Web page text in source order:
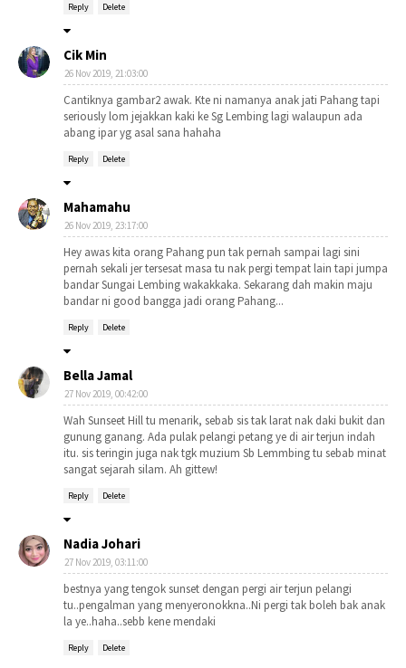
Reply Delete
Cik Min
26 Nov 2019, 21:03:00
Cantiknya gambar2 awak. Kte ni namanya anak jati Pahang tapi
seriously lom jejakkan kaki ke Sg Lembing lagi walaupun ada
abang ipar yg asal sana hahaha
Reply Delete
Mahamahu
26 Nov 2019, 23:17:00
Hey awas kita orang Pahang pun tak pernah sampai lagi sini
pernah sekali jer tersesat masa tu nak pergi tempat lain tapi jumpa
bandar Sungai Lembing wakakkaka. Sekarang dah makin maju
bandar ni good bangga jadi orang Pahang...
Reply Delete
Bella Jamal
27 Nov 2019, 00:42:00
Wah Sunseet Hill tu menarik, sebab sis tak larat nak daki bukit dan
gunung ganang. Ada pulak pelangi petang ye di air terjun indah
itu. sis teringin juga nak tgk muzium Sb Lemmbing tu sebab minat
sangat sejarah silam. Ah gittew!
Reply Delete
Nadia Johari
27 Nov 2019, 03:11:00
bestnya yang tengok sunset dengan pergi air terjun pelangi
tu..pengalman yang menyeronokkna..Ni pergi tak boleh bak anak
la ye..haha..sebb kene mendaki
Reply Delete